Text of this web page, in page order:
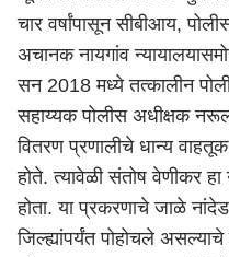
चार वर्षांपासून सीबीआय,
अचानक नायगांव
सन 2018 मध्ये तत्कालीन
सहाय्यक पोलीस अधीक्षक
वितरण प्रणालीचे धान्य
होते. त्यावेळी संतोष वेणीकर हा
होता. या प्रकरणाचे जाळे
जिल्ह्यांपर्यंत पोहोचले